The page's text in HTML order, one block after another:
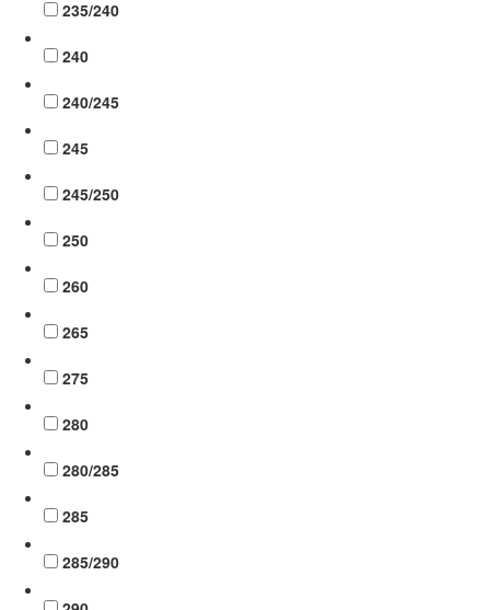
235/240
240
240/245
245
245/250
250
260
265
275
280
280/285
285
285/290